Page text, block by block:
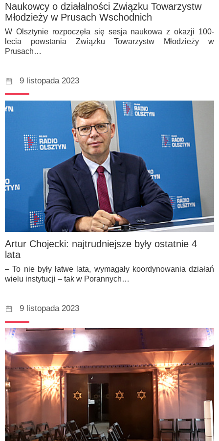
Naukowcy o działalności Związku Towarzystw
Młodzieży w Prusach Wschodnich
W Olsztynie rozpoczęła się sesja naukowa z okazji 100-
lecia powstania Związku Towarzystw Młodzieży w
Prusach…
9 listopada 2023
Artur Chojecki: najtrudniejsze były ostatnie 4
lata
– To nie były łatwe lata, wymagały koordynowania działań
wielu instytucji – tak w Porannych…
9 listopada 2023